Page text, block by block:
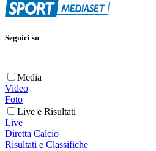
Seguici su
Media
Video
Foto
Live e Risultati
Live
Diretta Calcio
Risultati e Classifiche